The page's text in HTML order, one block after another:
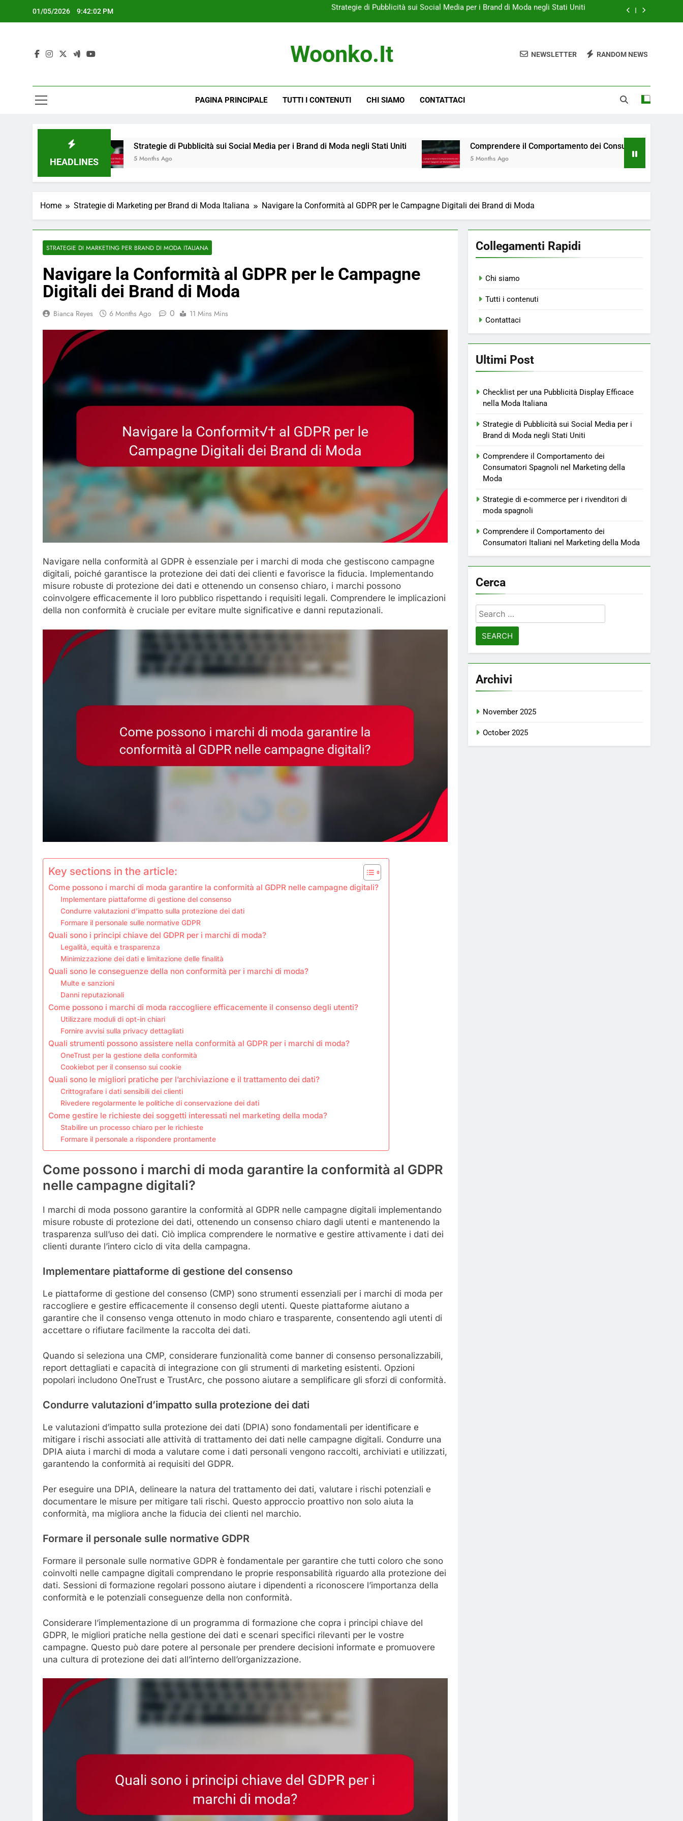
01/05/2026 9:42:03 PM Comprendere il Comportamento dei Consumatori Spagnoli nel Marketing della Moda
Checklist per una Pubblicità Display Efficace nella Moda Italiana
Comprendere il Comportamento dei Consumatori Spagnoli nel Marketing della Moda
Woonko.it NEWSLETTER RANDOM NEWS
PAGINA PRINCIPALE TUTTI I CONTENUTI CHI SIAMO CONTATTACI
HEADLINES
Strategie di Pubblicità sui Social Media per i Brand di Moda negli Stati Uniti
5 Months Ago
Comprendere il Comportamento dei Consumatori Spagnoli nel Marketing
5 Months Ago
Home Strategie di Marketing per Brand di Moda Italiana Navigare la Conformità al GDPR per le Campagne Digitali dei Brand di Moda
STRATEGIE DI MARKETING PER BRAND DI MODA ITALIANA
Navigare la Conformità al GDPR per le Campagne
Digitali dei Brand di Moda
Bianca Reyes 6 Months Ago 0 11 Mins Mins
Navigare nella conformità al GDPR è essenziale per i marchi di moda che gestiscono campagne
digitali, poiché garantisce la protezione dei dati dei clienti e favorisce la fiducia. Implementando
misure robuste di protezione dei dati e ottenendo un consenso chiaro, i marchi possono
coinvolgere efficacemente il loro pubblico rispettando i requisiti legali. Comprendere le implicazioni
della non conformità è cruciale per evitare multe significative e danni reputazionali.
Key sections in the article:
Come possono i marchi di moda garantire la conformità al GDPR nelle campagne digitali?
Implementare piattaforme di gestione del consenso
Condurre valutazioni d’impatto sulla protezione dei dati
Formare il personale sulle normative GDPR
Quali sono i principi chiave del GDPR per i marchi di moda?
Legalità, equità e trasparenza
Minimizzazione dei dati e limitazione delle finalità
Quali sono le conseguenze della non conformità per i marchi di moda?
Multe e sanzioni
Danni reputazionali
Come possono i marchi di moda raccogliere efficacemente il consenso degli utenti?
Utilizzare moduli di opt-in chiari
Fornire avvisi sulla privacy dettagliati
Quali strumenti possono assistere nella conformità al GDPR per i marchi di moda?
OneTrust per la gestione della conformità
Cookiebot per il consenso sui cookie
Quali sono le migliori pratiche per l’archiviazione e il trattamento dei dati?
Crittografare i dati sensibili dei clienti
Rivedere regolarmente le politiche di conservazione dei dati
Come gestire le richieste dei soggetti interessati nel marketing della moda?
Stabilire un processo chiaro per le richieste
Formare il personale a rispondere prontamente
Come possono i marchi di moda garantire la conformità al GDPR
nelle campagne digitali?
I marchi di moda possono garantire la conformità al GDPR nelle campagne digitali implementando
misure robuste di protezione dei dati, ottenendo un consenso chiaro dagli utenti e mantenendo la
trasparenza sull’uso dei dati. Ciò implica comprendere le normative e gestire attivamente i dati dei
clienti durante l’intero ciclo di vita della campagna.
Implementare piattaforme di gestione del consenso
Le piattaforme di gestione del consenso (CMP) sono strumenti essenziali per i marchi di moda per
raccogliere e gestire efficacemente il consenso degli utenti. Queste piattaforme aiutano a
garantire che il consenso venga ottenuto in modo chiaro e trasparente, consentendo agli utenti di
accettare o rifiutare facilmente la raccolta dei dati.
Quando si seleziona una CMP, considerare funzionalità come banner di consenso personalizzabili,
report dettagliati e capacità di integrazione con gli strumenti di marketing esistenti. Opzioni
popolari includono OneTrust e TrustArc, che possono aiutare a semplificare gli sforzi di conformità.
Condurre valutazioni d’impatto sulla protezione dei dati
Le valutazioni d’impatto sulla protezione dei dati (DPIA) sono fondamentali per identificare e
mitigare i rischi associati alle attività di trattamento dei dati nelle campagne digitali. Condurre una
DPIA aiuta i marchi di moda a valutare come i dati personali vengono raccolti, archiviati e utilizzati,
garantendo la conformità ai requisiti del GDPR.
Per eseguire una DPIA, delineare la natura del trattamento dei dati, valutare i rischi potenziali e
documentare le misure per mitigare tali rischi. Questo approccio proattivo non solo aiuta la
conformità, ma migliora anche la fiducia dei clienti nel marchio.
Formare il personale sulle normative GDPR
Formare il personale sulle normative GDPR è fondamentale per garantire che tutti coloro che sono
coinvolti nelle campagne digitali comprendano le proprie responsabilità riguardo alla protezione dei
dati. Sessioni di formazione regolari possono aiutare i dipendenti a riconoscere l’importanza della
conformità e le potenziali conseguenze della non conformità.
Considerare l’implementazione di un programma di formazione che copra i principi chiave del
GDPR, le migliori pratiche nella gestione dei dati e scenari specifici rilevanti per le vostre
campagne. Questo può dare potere al personale per prendere decisioni informate e promuovere
una cultura di protezione dei dati all’interno dell’organizzazione.
Collegamenti Rapidi
Chi siamo
Tutti i contenuti
Contattaci
Ultimi Post
Checklist per una Pubblicità Display Efficace
nella Moda Italiana
Strategie di Pubblicità sui Social Media per i
Brand di Moda negli Stati Uniti
Comprendere il Comportamento dei
Consumatori Spagnoli nel Marketing della
Moda
Strategie di e-commerce per i rivenditori di
moda spagnoli
Comprendere il Comportamento dei
Consumatori Italiani nel Marketing della Moda
Cerca
Search
for:
Archivi
November 2025
October 2025